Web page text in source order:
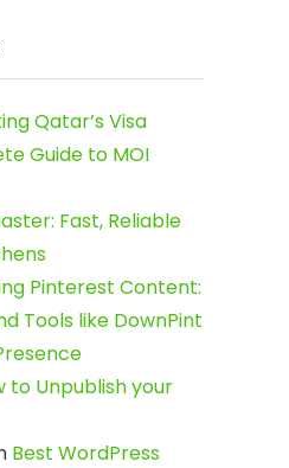
Qatar’s Visa
Guide to MOI
Fast, Reliable
Pinterest Content:
Tools like DownPint
to Unpublish your
Best WordPress